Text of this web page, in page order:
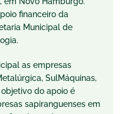
financeiro da
Municipal de
as empresas
SulMáquinas,
do apoio é
sapiranguenses em